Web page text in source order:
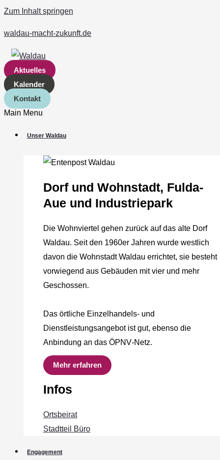
Zum Inhalt springen
waldau-macht-zukunft.de
Aktuelles
Kalender
Kontakt
Main Menu
Unser Waldau
Dorf und Wohnstadt, Fulda‐
Aue und Industriepark
Die Wohnviertel gehen zurück auf das alte Dorf
Waldau. Seit den 1960er Jahren wurde westlich
davon die Wohnstadt Waldau errichtet, sie besteht
vorwiegend aus Gebäuden mit vier und mehr
Geschossen.
Das örtliche Einzelhandels‐ und
Dienstleistungsangebot ist gut, ebenso die
Anbindung an das ÖPNV‐Netz.
Mehr erfahren
Infos
Ortsbeirat
Stadtteil Büro
Engagement